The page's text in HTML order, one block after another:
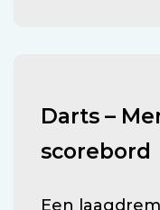
Darts –
scorebord
Een